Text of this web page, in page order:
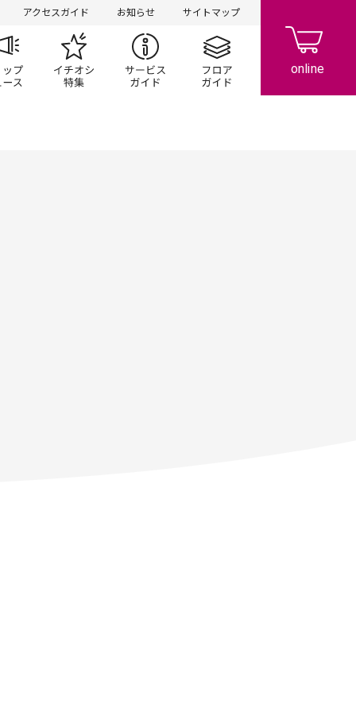
アクセスガイド お知らせ サイトマップ
ン一覧 ショップニュースイチオシ特集 サービスガイドフロアガイド